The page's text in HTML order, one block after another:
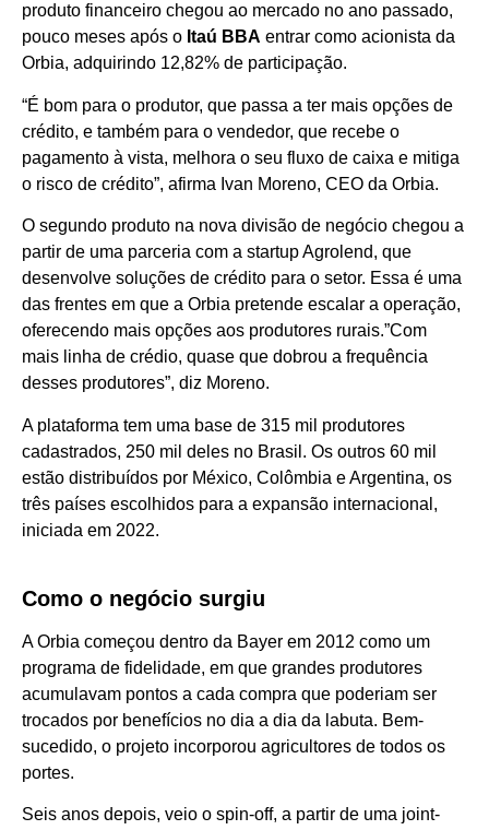
produto financeiro chegou ao mercado no ano passado,
pouco meses após o Itaú BBA entrar como acionista da
Orbia, adquirindo 12,82% de participação.
“É bom para o produtor, que passa a ter mais opções de
crédito, e também para o vendedor, que recebe o
pagamento à vista, melhora o seu fluxo de caixa e mitiga
o risco de crédito”, afirma Ivan Moreno, CEO da Orbia.
O segundo produto na nova divisão de negócio chegou a
partir de uma parceria com a startup Agrolend, que
desenvolve soluções de crédito para o setor. Essa é uma
das frentes em que a Orbia pretende escalar a operação,
oferecendo mais opções aos produtores rurais.”Com
mais linha de crédio, quase que dobrou a frequência
desses produtores”, diz Moreno.
A plataforma tem uma base de 315 mil produtores
cadastrados, 250 mil deles no Brasil. Os outros 60 mil
estão distribuídos por México, Colômbia e Argentina, os
três países escolhidos para a expansão internacional,
iniciada em 2022.
Como o negócio surgiu
A Orbia começou dentro da Bayer em 2012 como um
programa de fidelidade, em que grandes produtores
acumulavam pontos a cada compra que poderiam ser
trocados por benefícios no dia a dia da labuta. Bem-
sucedido, o projeto incorporou agricultores de todos os
portes.
Seis anos depois, veio o spin-off, a partir de uma joint-